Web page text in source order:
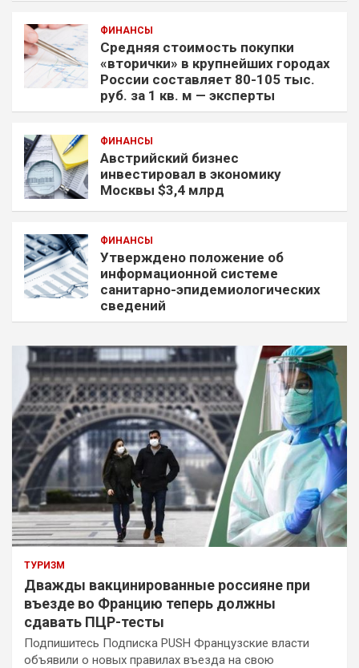
ФИНАНСЫ
Средняя стоимость покупки
«вторички» в крупнейших городах
России составляет 80-105 тыс.
руб. за 1 кв. м — эксперты
ФИНАНСЫ
Австрийский бизнес
инвестировал в экономику
Москвы $3,4 млрд
ФИНАНСЫ
Утверждено положение об
информационной системе
санитарно-эпидемиологических
сведений
ТУРИЗМ
Дважды вакцинированные россияне при
въезде во Францию теперь должны
сдавать ПЦР-тесты
Подпишитесь Подписка PUSH Французские власти
объявили о новых правилах въезда на свою